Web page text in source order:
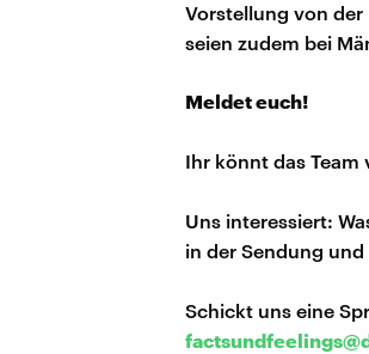
Vorstellung von
seien zudem bei
Meldet euch!
Ihr könnt das Team
Uns interessiert:
in der Sendung
Schickt uns eine